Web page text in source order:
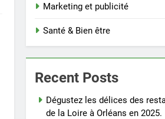
Marketing et publicité
Santé & Bien être
Recent Posts
Dégustez les délices des
de la Loire à Orléans en 2025.